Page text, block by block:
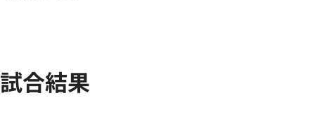
試合結果